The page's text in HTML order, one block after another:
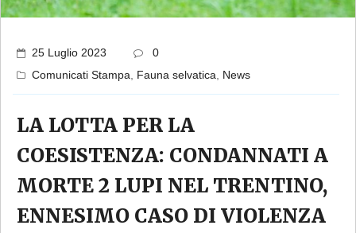
25 Luglio 2023
0
Comunicati Stampa, Fauna selvatica, News
LA LOTTA PER LA
COESISTENZA: CONDANNATI A
MORTE 2 LUPI NEL TRENTINO,
ENNESIMO CASO DI VIOLENZA